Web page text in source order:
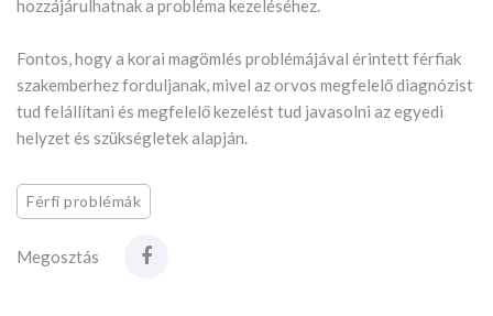
hozzájárulhatnak a probléma kezeléséhez.
Fontos, hogy a korai magömlés problémájával érintett férfiak
szakemberhez forduljanak, mivel az orvos megfelelő diagnózist
tud felállítani és megfelelő kezelést tud javasolni az egyedi
helyzet és szükségletek alapján.
Férfi problémák
Megosztás